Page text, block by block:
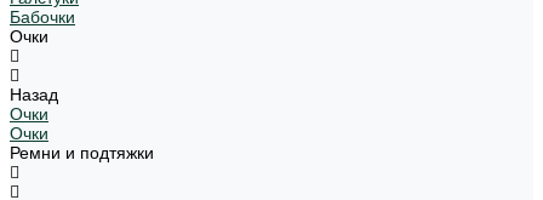
Бабочки
Очки
Назад
Очки
Очки
Ремни и подтяжки